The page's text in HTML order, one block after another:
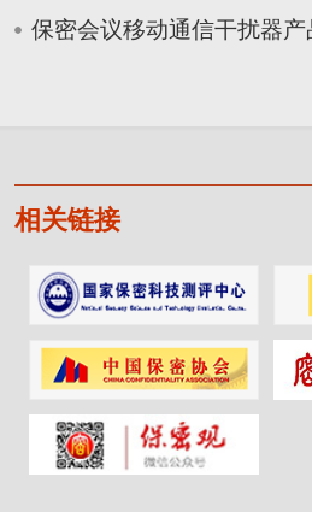
保密会议移动通信干扰器
相关链接